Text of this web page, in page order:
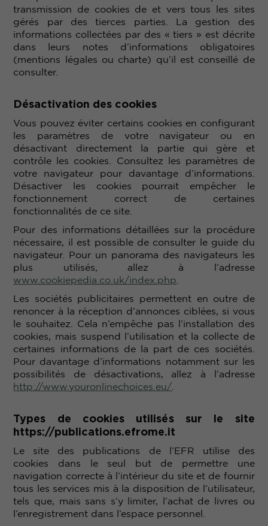
transmission de cookies de et vers tous les sites
gérés par des tierces parties. La gestion des
informations collectées par des « tiers » est décrite
dans leurs notes d’informations obligatoires
(mentions légales ou charte) qu’il est conseillé de
consulter.
Désactivation des cookies
Vous pouvez éviter certains cookies en configurant
les paramètres de votre navigateur ou en
désactivant directement la partie qui gère et
contrôle les cookies. Consultez les paramètres de
votre navigateur pour davantage d’informations.
Désactiver les cookies pourrait empêcher le
fonctionnement correct de certaines
fonctionnalités de ce site.
Pour des informations détaillées sur la procédure
nécessaire, il est possible de consulter le guide du
navigateur. Pour un panorama des navigateurs les
plus utilisés, allez à l’adresse
www.cookiepedia.co.uk/index.php
Les sociétés publicitaires permettent en outre de
renoncer à la réception d’annonces ciblées, si vous
le souhaitez. Cela n’empêche pas l’installation des
cookies, mais suspend l’utilisation et la collecte de
certaines informations de la part de ces sociétés.
Pour davantage d’informations notamment sur les
possibilités de désactivations, allez à l’adresse
http://www.youronlinechoices.eu/
Types de cookies utilisés sur le site
https://publications.efrome.it
Le site des publications de l’EFR utilise des
cookies dans le seul but de permettre une
navigation correcte à l’intérieur du site et de fournir
tous les services mis à la disposition de l’utilisateur,
tels que, mais sans s’y limiter, l’achat de livres ou
l’enregistrement dans l’espace personnel.